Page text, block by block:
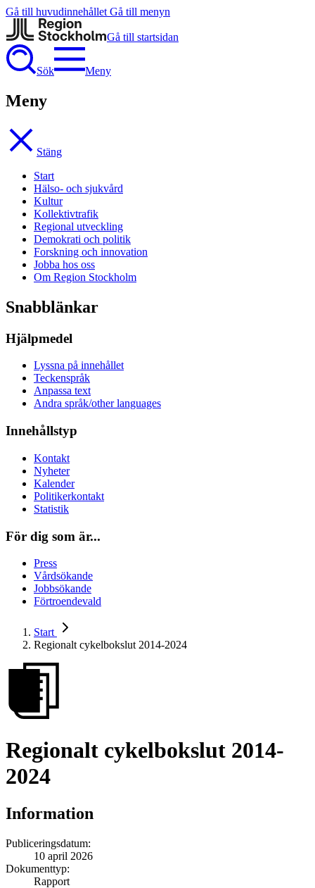
Gå till huvudinnehållet Gå till menyn
Gå till startsidan
Sök Meny
Meny
Stäng
Start
Hälso- och sjukvård
Kultur
Kollektivtrafik
Regional utveckling
Demokrati och politik
Forskning och innovation
Jobba hos oss
Om Region Stockholm
Snabblänkar
Hjälpmedel
Lyssna på innehållet
Teckenspråk
Anpassa text
Andra språk/other languages
Innehållstyp
Kontakt
Nyheter
Kalender
Politikerkontakt
Statistik
För dig som är...
Press
Vårdsökande
Jobbsökande
Förtroendevald
Start
Regionalt cykelbokslut 2014-2024
Regionalt cykelbokslut 2014-
2024
Information
Publiceringsdatum:
10 april 2026
Dokumenttyp:
Rapport